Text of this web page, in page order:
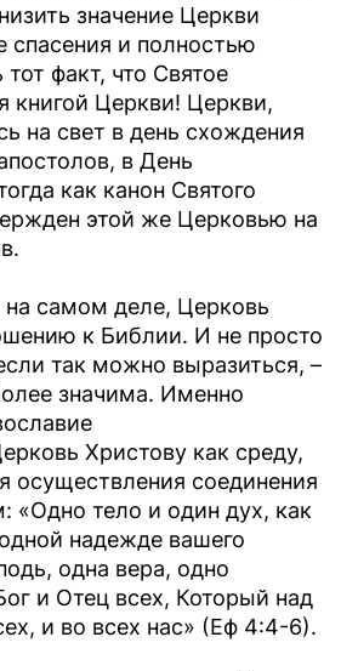
значение Церкви
спасения и полностью
факт, что Святое
книгой Церкви! Церкви,
на свет в день схождения
в День
как канон Святого
этой же Церковью на
самом деле, Церковь
к Библии. И не просто
так можно выразиться, –
значима. Именно
Христову как среду,
осуществления соединения
«Одно тело и один дух, как
надежде вашего
одна вера, одно
и Отец всех, Который над
и во всех нас» (Еф 4:4-6).